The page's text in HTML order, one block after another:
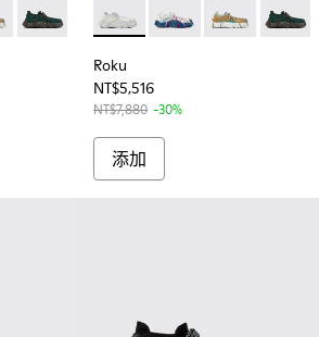
- Green, blue Sneaker for Men
014 - 男士多色紡織運動鞋
- K100953-013 - 男士多色紡織運動鞋
Roku - K100953-012 - 男款綠色休閒鞋
Roku - K100953-010 - 男款勃
Roku - K100953-009 -
Roku -Roku -
Roku - K100953-003 - 男士
Roku - K100953-014
Roku -Roku -
Roku
NT$5,516
NT$7,880 -30%
添加